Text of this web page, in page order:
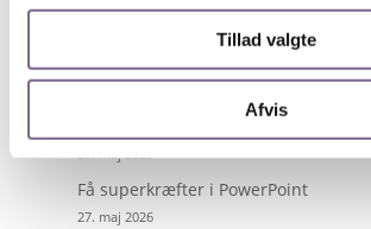
Tillad valgte
Afvis
Nyheder på de unges præmisser
Få superkræfter i PowerPoint
27. maj 2026